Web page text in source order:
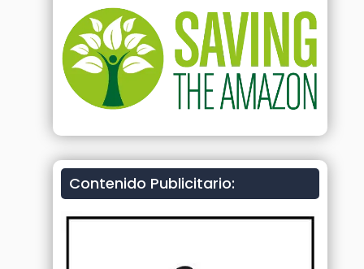
Contenido Publicitario: